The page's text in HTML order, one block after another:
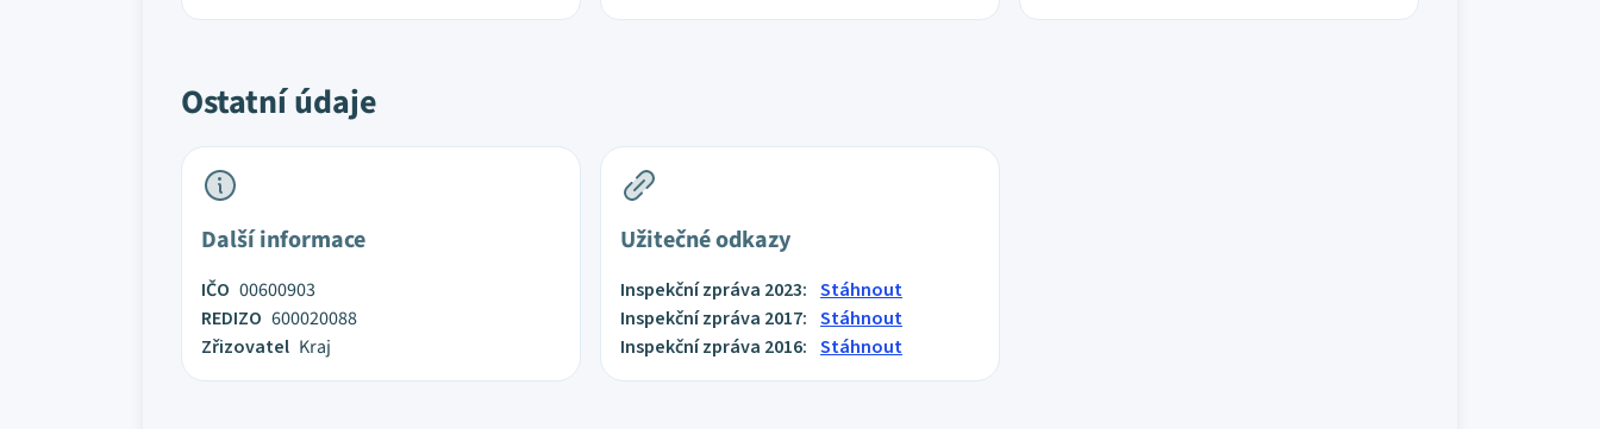
Ostatní údaje
Další informace
IČO 00600903
REDIZO 600020088
Zřizovatel Kraj
Užitečné odkazy
Inspekční zpráva 2023: Stáhnout
Inspekční zpráva 2017: Stáhnout
Inspekční zpráva 2016: Stáhnout